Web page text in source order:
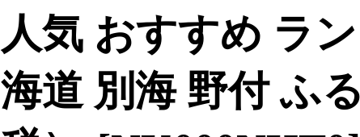
人気 おすすめ ラ
海道 別海 野付 ふ